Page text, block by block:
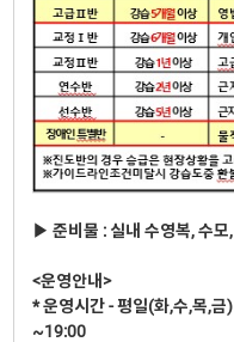
▶ 준비물 : 실내 수영복, 수모
<운영안내>
* 운영시간 - 평일(화,수,목,
~19:00